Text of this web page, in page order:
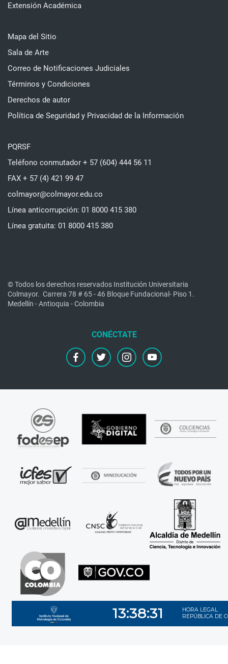
Extensión Académica
Mapa del Sitio
Sala de Arte
Correo de Notificaciones Judiciales
Términos y Condiciones
Derechos de autor
Política de Seguridad y Privacidad de la Información
PQRSF
Teléfono conmutador + 57 (604) 444 56 11
FAX + 57 (4) 421 99 47
colmayor@colmayor.edu.co
Línea anticorrupción: 01 8000 415 380
Línea gratuita: 01 8000 415 380
© Todos los derechos reservados Institución Universitaria
Colmayor. Carrera 78 # 65 - 46 Bloque Fundacional- Piso 1.
Medellín - Antioquia - Colombia